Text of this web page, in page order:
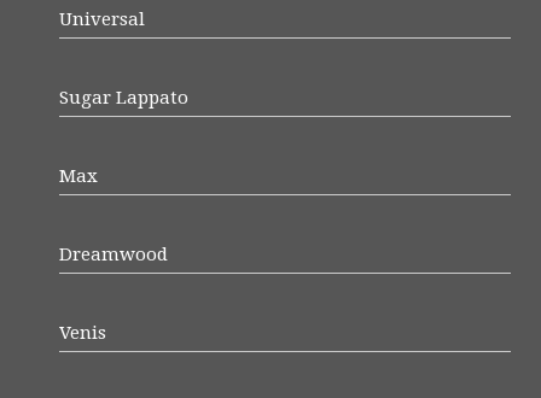
Universal
Sugar Lappato
Max
Dreamwood
Venis